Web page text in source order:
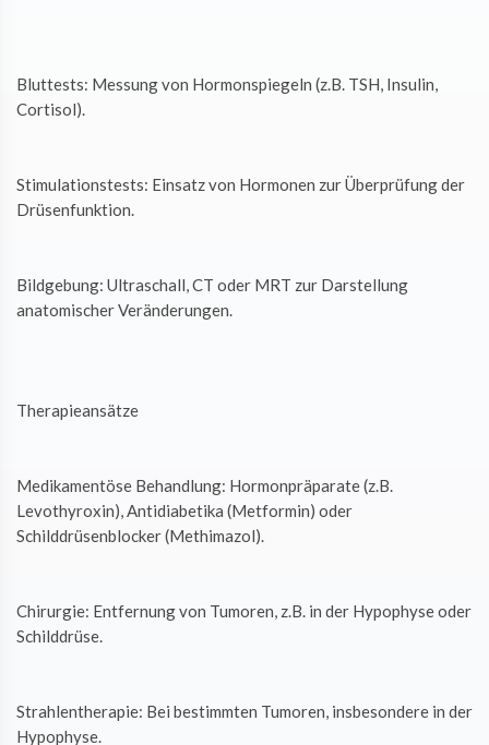
Bluttests: Messung von Hormonspiegeln (z.B. TSH, Insulin,
Cortisol).
Stimulationstests: Einsatz von Hormonen zur Überprüfung der
Drüsenfunktion.
Bildgebung: Ultraschall, CT oder MRT zur Darstellung
anatomischer Veränderungen.
Therapieansätze
Medikamentöse Behandlung: Hormonpräparate (z.B.
Levothyroxin), Antidiabetika (Metformin) oder
Schilddrüsenblocker (Methimazol).
Chirurgie: Entfernung von Tumoren, z.B. in der Hypophyse oder
Schilddrüse.
Strahlentherapie: Bei bestimmten Tumoren, insbesondere in der
Hypophyse.